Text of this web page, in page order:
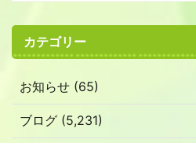
カテゴリー
お知らせ (65)
ブログ (5,231)